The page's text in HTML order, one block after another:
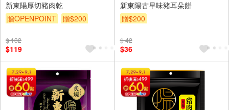
新東陽厚切豬肉乾
贈OPENPOINT
贈$200
$ 132
$119
新東陽古早味豬耳朵餅
贈$200
$ 42
$36